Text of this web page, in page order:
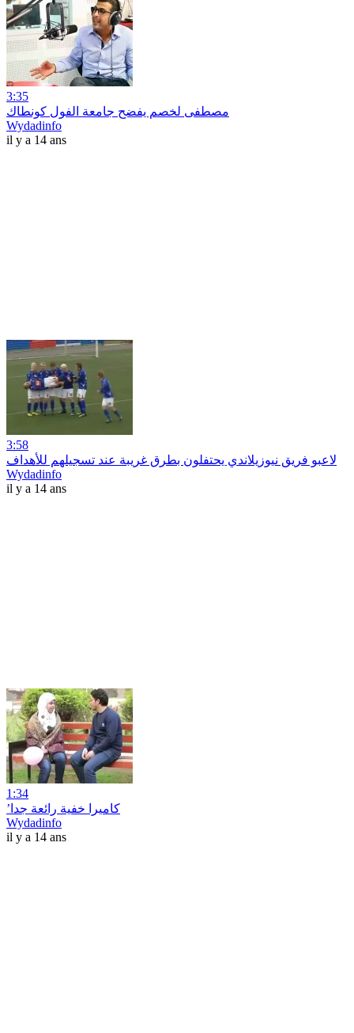
3:35
مصطفى لخصم يفضح جامعة الفول كونطاك
Wydadinfo
il y a 14 ans
3:58
لاعبو فريق نيوزيلاندي يحتفلون بطرق غريبة عند تسجيلهم للأهداف
Wydadinfo
il y a 14 ans
1:34
’كاميرا خفية رائعة جدا
Wydadinfo
il y a 14 ans